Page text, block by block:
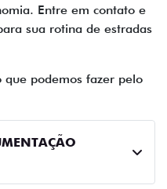
Entre em contato e
sua rotina de estradas
que podemos fazer pelo